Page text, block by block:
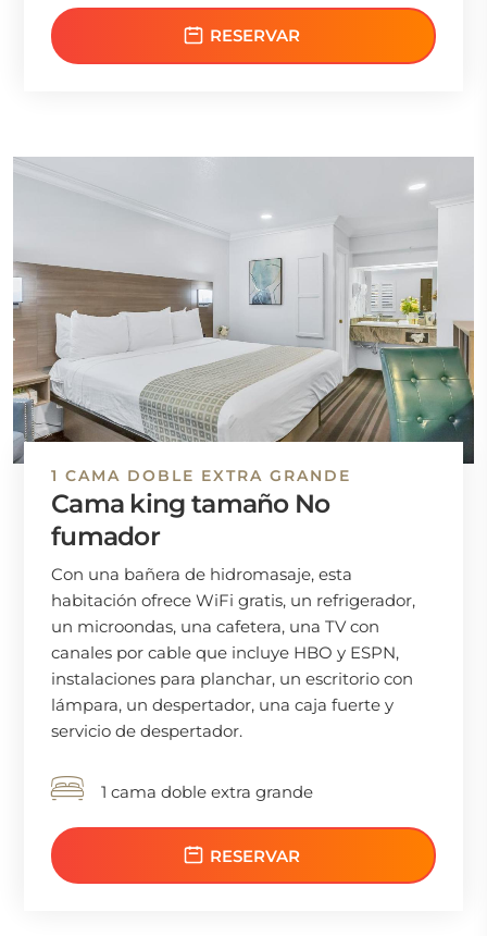
RESERVAR
1 CAMA DOBLE EXTRA GRANDE
Cama king tamaño No
fumador
Con una bañera de hidromasaje, esta
habitación ofrece WiFi gratis, un refrigerador,
un microondas, una cafetera, una TV con
canales por cable que incluye HBO y ESPN,
instalaciones para planchar, un escritorio con
lámpara, un despertador, una caja fuerte y
servicio de despertador.
1 cama doble extra grande
RESERVAR